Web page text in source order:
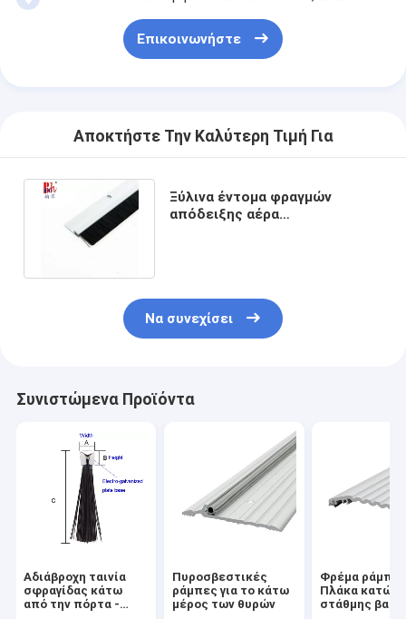
Επικοινωνήστε
Αποκτήστε Την Καλύτερη Τιμή Για
Ξύλινα έντομα φραγμών
απόδειξης αέρα
Να συνεχίσει
Συνιστώμενα Προϊόντα
Αδιάβροχη ταινία
σφραγίδας κάτω
από την πόρτα -
Πυροσβεστικές
ράμπες για το κάτω
μέρος των θυρών
Φρέμα
Πλάκα
στάθμης